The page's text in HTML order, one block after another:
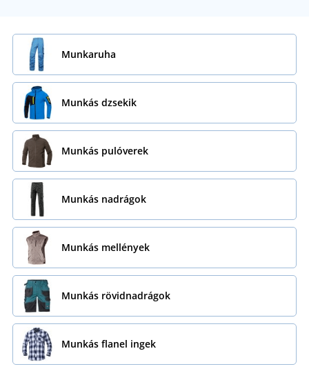
Munkaruha
Munkás dzsekik
Munkás pulóverek
Munkás nadrágok
Munkás mellények
Munkás rövidnadrágok
Munkás flanel ingek